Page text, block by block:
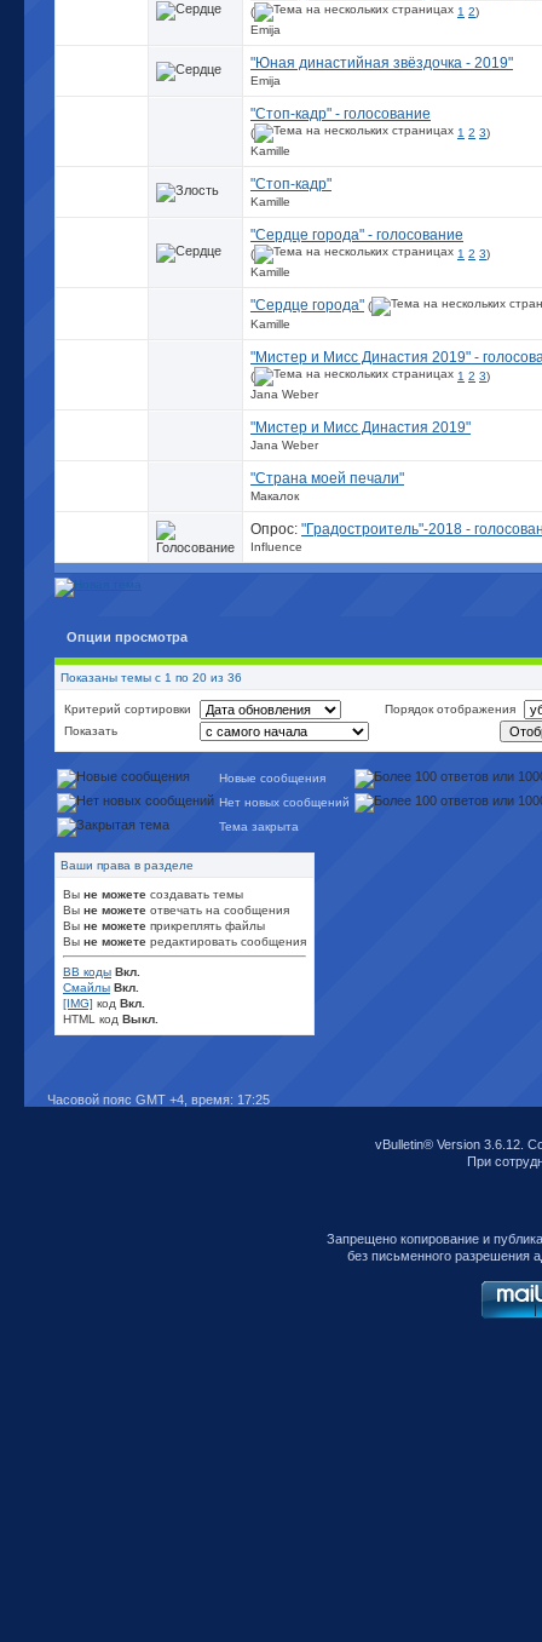
( 1 2)
Emija
"Юная династийная звёздочка - 2019"
Emija
"Стоп-кадр" - голосование
( 1 2 3)
Kamille
"Стоп-кадр"
Kamille
"Сердце города" - голосование
( 1 2 3)
Kamille
"Сердце города" (
Kamille
"Мистер и Мисс Династия 2019" -
( 1 2 3)
Jana Weber
"Мистер и Мисс Династия 2019"
Jana Weber
"Страна моей печали"
Макалок
Опрос: "Градостроитель"-2018 -
Influence
Опции просмотра
Показаны темы с 1 по 20 из 36
Критерий сортировки
Порядок отображения
Показать
Новые сообщения
Нет новых сообщений
Тема закрыта
Ваши права в разделе
Вы не можете создавать темы
Вы не можете отвечать на сообщения
Вы не можете прикреплять файлы
Вы не можете редактировать сообщения
BB коды Вкл.
Смайлы Вкл.
[IMG] код Вкл.
HTML код Выкл.
Часовой пояс GMT +4, время: 17:25
vBulletin® Version 3.6.12.
При
Запрещено копирование и
без письменного разрешения